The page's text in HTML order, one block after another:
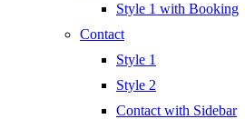
Style 1 with Booking
Contact
Style 1
Style 2
Contact with Sidebar